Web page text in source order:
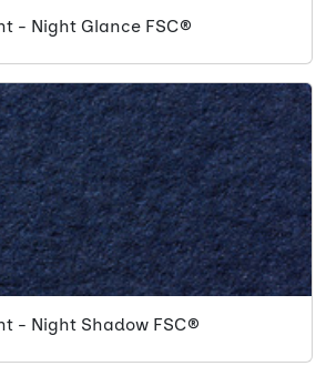
- Night Glance FSC®
- Night Shadow FSC®